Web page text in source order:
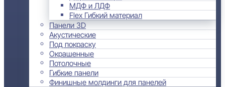
МДФ и ЛДФ
Flex Гибкий материал
Панели 3D
Акустические
Под покраску
Окрашенные
Потолочные
Гибкие панели
Финишные молдинги для панелей